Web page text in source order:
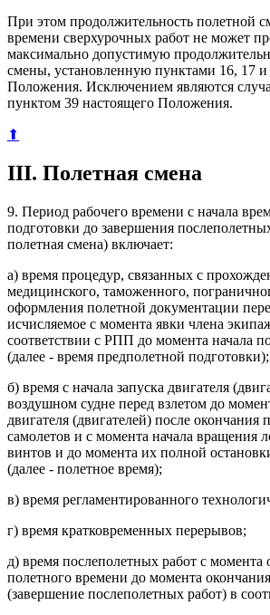
При этом продолжительность полетной
времени сверхурочных работ не может
максимально допустимую
смены, установленную пунктами 16, 17 и
Положения. Исключением являются
пунктом 39 настоящего Положения.
⬆
III. Полетная смена
9. Период рабочего времени с начала
подготовки до завершения
полетная смена) включает:
а) время процедур, связанных с
медицинского, таможенного,
оформления полетной документации
исчисляемое с момента явки члена
соответствии с РПП до момента начала
(далее - время предполетной подготовки);
б) время с начала запуска двигателя
воздушном судне перед взлетом до
двигателя (двигателей) после окончания
самолетов и с момента начала вращения
винтов и до момента их полной
(далее - полетное время);
в) время регламентированного
г) время кратковременных перерывов;
д) время послеполетных работ с момента
полетного времени до момента
(завершение послеполетных работ) в